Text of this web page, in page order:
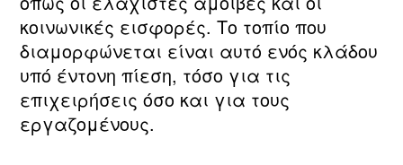
κοινωνικές εισφορές. Το τοπίο που
διαμορφώνεται είναι αυτό ενός κλάδου
υπό έντονη πίεση, τόσο για τις
επιχειρήσεις όσο και για τους
εργαζομένους.